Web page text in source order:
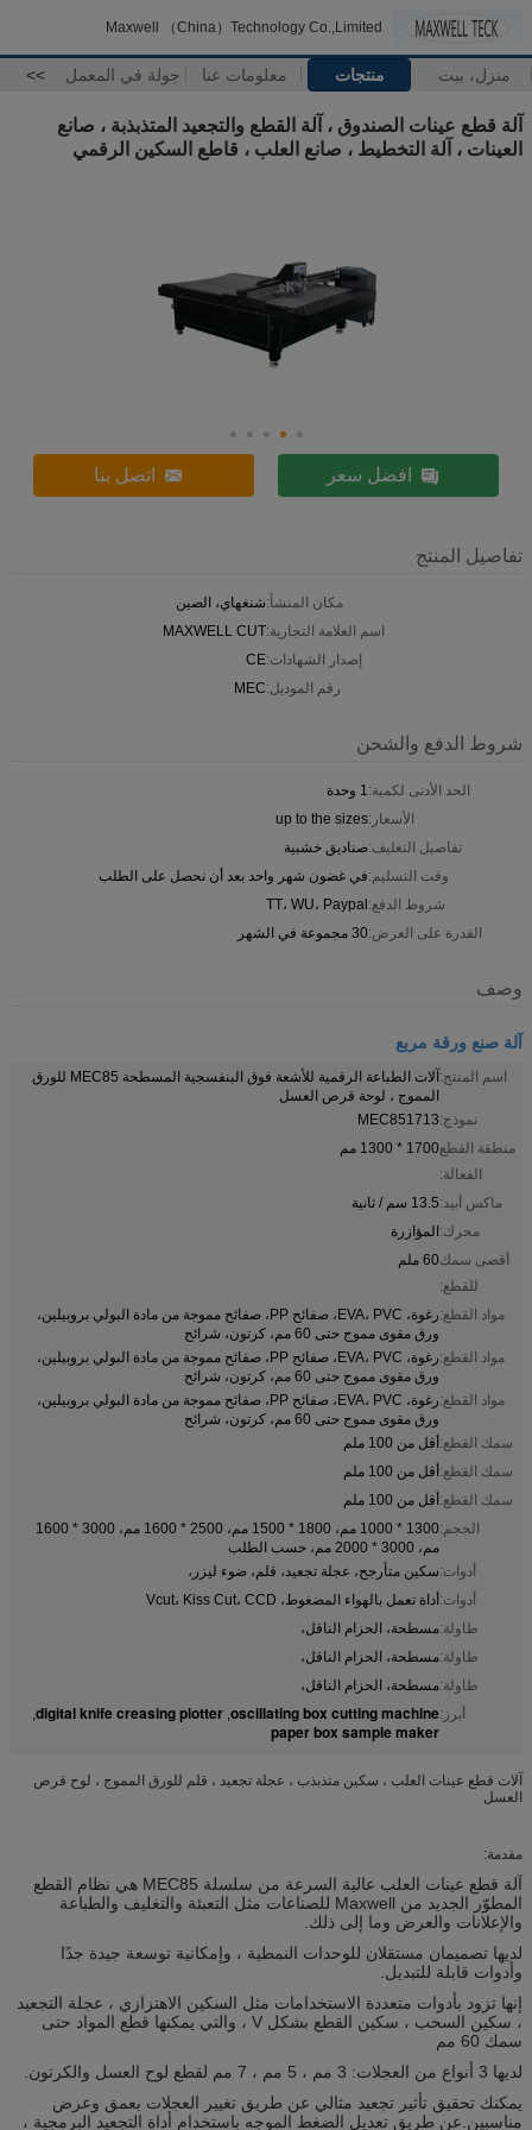
Maxwell （China）Technology Co.,Limited
منزل، بيت منتجات معلومات عنا جولة في المعمل >>
آلة قطع عينات الصندوق ، آلة القطع والتجعيد المتذبذبة ، صانع
العينات ، آلة التخطيط ، صانع العلب ، قاطع السكين الرقمي
افضل سعر اتصل بنا
تفاصيل المنتج
مكان المنشأ:شنغهاي، الصين
اسم العلامة التجارية:MAXWELL CUT
إصدار الشهادات:CE
رقم الموديل:MEC
شروط الدفع والشحن
الحد الأدنى لكمية:1 وحدة
الأسعار:up to the sizes
تفاصيل التغليف:صناديق خشبية
وقت التسليم:في غضون شهر واحد بعد أن نحصل على الطلب
شروط الدفع:TT، WU، Paypal
القدرة على العرض:30 مجموعة في الشهر
وصف
آلة صنع ورقة مربع
اسم المنتج:
آلات الطباعة الرقمية للأشعة فوق البنفسجية المسطحة MEC85 للورق
المموج ، لوحة قرص العسل
نموذج:MEC851713
منطقة القطع
الفعالة:
1700 * 1300 مم
ماكس أبيد:13.5 سم / ثانية
محرك:المؤازرة
أقصى سمك
للقطع:
60 ملم
مواد القطع:
رغوة، EVA، PVC، صفائح PP، صفائح مموجة من مادة البولي بروبيلين،
ورق مقوى مموج حتى 60 مم، كرتون، شرائح
مواد القطع:
رغوة، EVA، PVC، صفائح PP، صفائح مموجة من مادة البولي بروبيلين،
ورق مقوى مموج حتى 60 مم، كرتون، شرائح
مواد القطع:
رغوة، EVA، PVC، صفائح PP، صفائح مموجة من مادة البولي بروبيلين،
ورق مقوى مموج حتى 60 مم، كرتون، شرائح
سمك القطع:أقل من 100 ملم
سمك القطع:أقل من 100 ملم
سمك القطع:أقل من 100 ملم
الحجم:
1300 * 1000 مم، 1800 * 1500 مم، 2500 * 1600 مم، 3000 * 1600
مم، 3000 * 2000 مم، حسب الطلب
أدوات:سكين متأرجح، عجلة تجعيد، قلم، ضوء ليزر،
أدوات:أداة تعمل بالهواء المضغوط، Vcut، Kiss Cut، CCD
طاولة:مسطحة، الحزام الناقل،
طاولة:مسطحة، الحزام الناقل،
طاولة:مسطحة، الحزام الناقل،
أبرز:oscillating box cutting machine
,
digital knife creasing plotter
,
paper box sample maker
آلات قطع عينات العلب ، سكين متذبذب ، عجلة تجعيد ، قلم للورق المموج ، لوح قرص
العسل
مقدمة:
آلة قطع عينات العلب عالية السرعة من سلسلة MEC85 هي نظام القطع
المطوّر الجديد من Maxwell للصناعات مثل التعبئة والتغليف والطباعة
والإعلانات والعرض وما إلى ذلك.
لديها تصميمان مستقلان للوحدات النمطية ، وإمكانية توسعة جيدة جدًا
وأدوات قابلة للتبديل.
إنها تزود بأدوات متعددة الاستخدامات مثل السكين الاهتزازي ، عجلة التجعيد
، سكين السحب ، سكين القطع بشكل V ، والتي يمكنها قطع المواد حتى
سمك 60 مم
لديها 3 أنواع من العجلات: 3 مم ، 5 مم ، 7 مم لقطع لوح العسل والكرتون.
يمكنك تحقيق تأثير تجعيد مثالي عن طريق تغيير العجلات بعمق وعرض
مناسبين.عن طريق تعديل الضغط الموجه باستخدام أداة التجعيد البرمجية ،